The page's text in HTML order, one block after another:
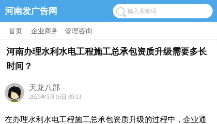
河南发广告网
首页 企业商务 管理咨询
河南办理水利水电工程施工总承包资质升级需要多长
时间？
天龙八部
2025年5月16日 09:13
在办理水利水电工程施工总承包资质升级的过程中，企业通